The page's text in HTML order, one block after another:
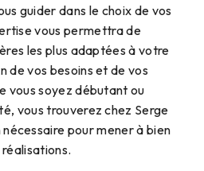
guider dans le choix de vos
vous permettra de
les plus adaptées à votre
de vos besoins et de vos
vous soyez débutant ou
vous trouverez chez Serge
pour mener à bien
réalisations.